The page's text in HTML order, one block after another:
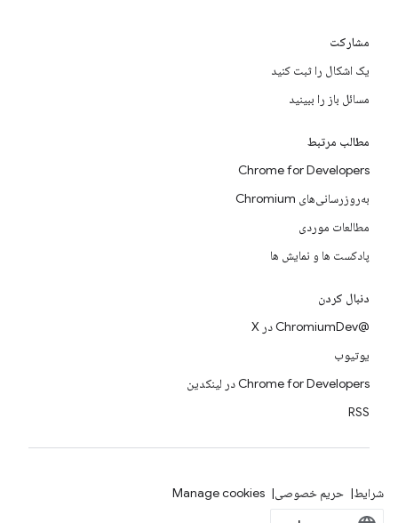
مشارکت
یک اشکال را ثبت کنید
مسائل باز را ببینید
مطالب مرتبط
Chrome for Developers
به‌روزرسانی‌های Chromium
مطالعات موردی
پادکست ها و نمایش ها
دنبال کردن
@ChromiumDev در X
یوتیوب
Chrome for Developers در لینکدین
RSS
شرایط حریم خصوصی Manage cookies